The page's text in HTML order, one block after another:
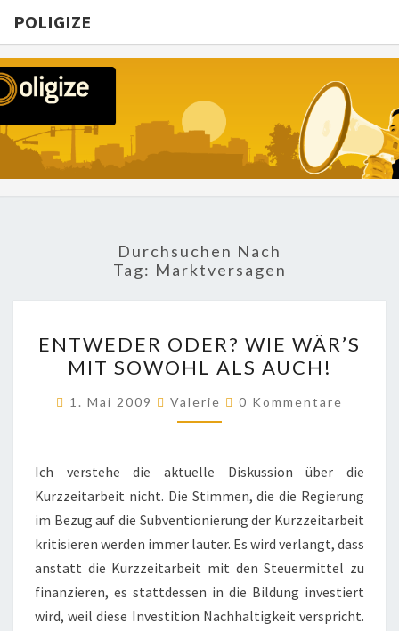
POLIGIZE
POLIGIZE
About
Economy,
Politics,
Durchsuchen Nach
Tag: Marktversagen
ODER?
WIE
WÄR’S
MIT
ALS
AUCH!
ENTWEDER ODER? WIE WÄR’S
MIT SOWOHL ALS AUCH!
1. Mai 2009 Valerie Kommentare
0 Kommentare
Ich verstehe die aktuelle Diskussion über die
Kurzzeitarbeit nicht. Die Stimmen, die die Regierung
im Bezug auf die Subventionierung der Kurzzeitarbeit
kritisieren werden immer lauter. Es wird verlangt, dass
anstatt die Kurzzeitarbeit mit den Steuermittel zu
finanzieren, es stattdessen in die Bildung investiert
wird, weil diese Investition Nachhaltigkeit verspricht.